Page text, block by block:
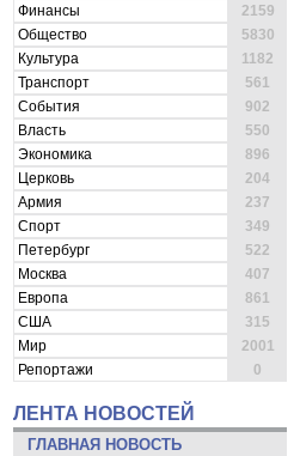
Финансы
2159
Общество
5830
Культура
1182
Транспорт
561
События
902
Власть
550
Экономика
896
Церковь
204
Армия
237
Спорт
349
Петербург
522
Москва
407
Европа
861
США
315
Мир
2001
Репортажи
0
ЛЕНТА НОВОСТЕЙ
ГЛАВНАЯ НОВОСТЬ